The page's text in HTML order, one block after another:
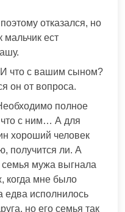
отказался, но
мальчик ест
что с вашим сыном?
он от вопроса.
полное
что с ним… А для
хороший человек
получится ли. А
мужа выгнала
когда мне было
едва исполнилось
но его семья так